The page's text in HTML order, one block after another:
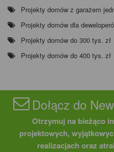
Projekty domów z garażem
Projekty domów dla
Projekty domów do 300 tys. zł
Projekty domów do 400 tys. zł
Dołącz do
Otrzymuj na bieżąco
projektowych,
realizacjach oraz